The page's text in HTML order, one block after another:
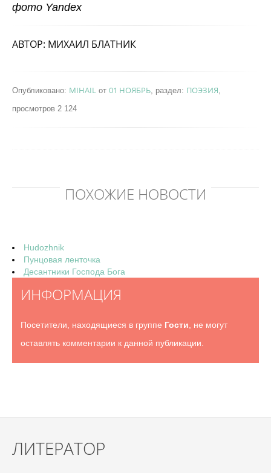
фото Yandex
АВТОР: МИХАИЛ БЛАТНИК
Опубликовано: MIHAIL от 01 НОЯБРЬ, раздел: ПОЭЗИЯ,
просмотров 2 124
ПОХОЖИЕ НОВОСТИ
Hudozhnik
Пунцовая ленточка
Десантники Господа Бога
ИНФОРМАЦИЯ
Посетители, находящиеся в группе Гости , не могут
оставлять комментарии к данной публикации.
ЛИТЕРАТОР